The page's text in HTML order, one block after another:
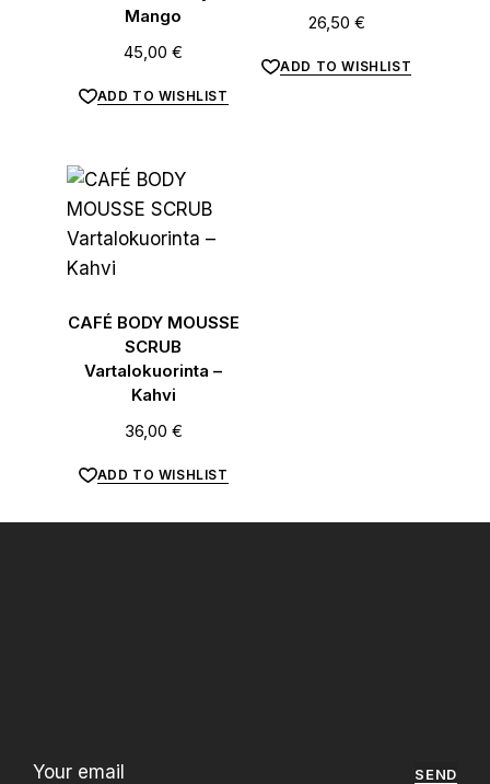
Mango
45,00€
ADD TO WISHLIST
26,50 €
ADD TO WISHLIST
CAFÉ BODY MOUSSE
SCRUB
Vartalokuorinta –
Kahvi
36,00 €
ADD TO WISHLIST
SEND